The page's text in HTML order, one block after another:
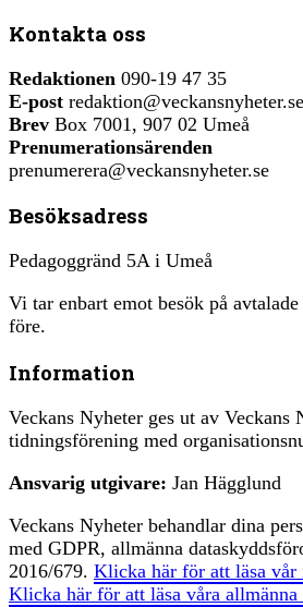
Kontakta oss
Redaktionen 090-19 47 35
E-post redaktion@veckansnyheter.se
Brev Box 7001, 907 02 Umeå
Prenumerationsärenden
prenumerera@veckansnyheter.se
Besöksadress
Pedagoggränd 5A i Umeå
Vi tar enbart emot besök på
före.
Information
Veckans Nyheter ges ut av Veckans
tidningsförening med
Ansvarig utgivare: Jan Hägglund
Veckans Nyheter behandlar dina
med GDPR, allmänna
2016/679. Klicka här för att läsa vår
Klicka här för att läsa våra